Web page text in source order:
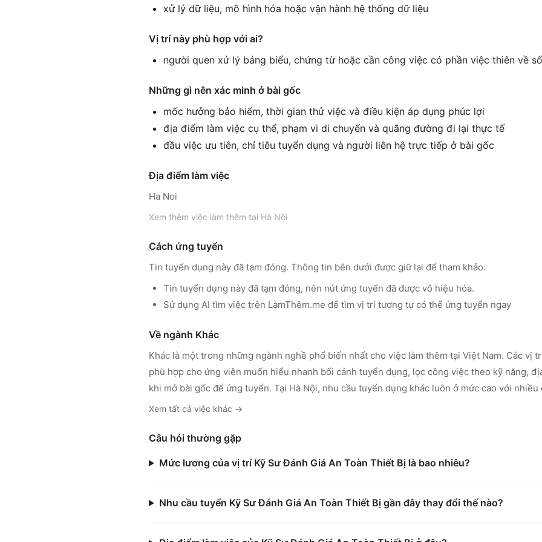
xử lý dữ liệu, mô hình hóa hoặc vận hành hệ thống dữ liệu
Vị trí này phù hợp với ai?
người quen xử lý bảng biểu, chứng từ hoặc cần công việc có phần việc thiên về
Những gì nên xác minh ở bài gốc
mốc hưởng bảo hiểm, thời gian thử việc và điều kiện áp dụng phúc lợi
địa điểm làm việc cụ thể, phạm vi di chuyển và quãng đường đi lại thực tế
đầu việc ưu tiên, chỉ tiêu tuyển dụng và người liên hệ trực tiếp ở bài gốc
Địa điểm làm việc
Ha Noi
Xem thêm việc làm thêm tại Hà Nội
Cách ứng tuyển
Tin tuyển dụng này đã tạm đóng. Thông tin bên dưới được giữ lại để tham khảo.
Tin tuyển dụng này đã tạm đóng, nên nút ứng tuyển đã được vô hiệu hóa.
Sử dụng AI tìm việc trên LàmThêm.me để tìm vị trí tương tự có thể ứng tuyển ngay
Về ngành Khác
Khác là một trong những ngành nghề phổ biến nhất cho việc làm thêm tại Việt Nam. Các vị
phù hợp cho ứng viên muốn hiểu nhanh bối cảnh tuyển dụng, lọc công việc theo kỹ năng,
khi mở bài gốc để ứng tuyển. Tại Hà Nội, nhu cầu tuyển dụng khác luôn ở mức cao với nhiều
Xem tất cả việc khác →
Câu hỏi thường gặp
Mức lương của vị trí Kỹ Sư Đánh Giá An Toàn Thiết Bị là bao nhiêu?
Nhu cầu tuyển Kỹ Sư Đánh Giá An Toàn Thiết Bị gần đây thay đổi thế nào?